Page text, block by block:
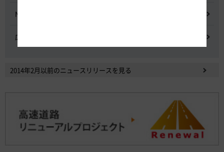
NEXCO中日本における降雪時の対応に関する検討会
広域的なETCシステム障害発生時の危機管理検討委員会
2014年2月以前のニュースリリースを見る